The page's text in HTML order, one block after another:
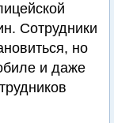
Сотрудники
но
и даже